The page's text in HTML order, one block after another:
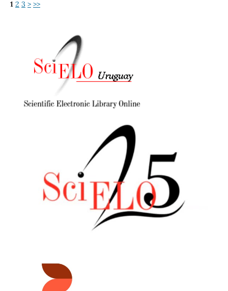
1 2 3 > >>